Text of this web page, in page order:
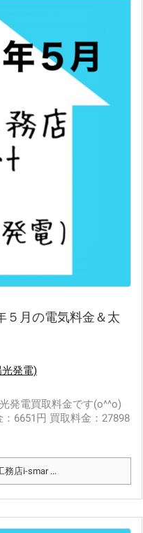
５月の電気料金＆太
発電)
発電買取料金です(o^^o)
6651円 買取料金：27898
店i-smar ...